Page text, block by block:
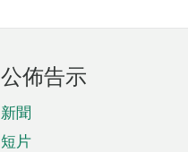
公佈告示
新聞
短片